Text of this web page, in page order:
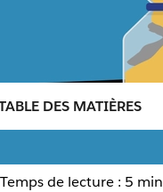
DES MATIÈRES
Temps de lecture : 5 min